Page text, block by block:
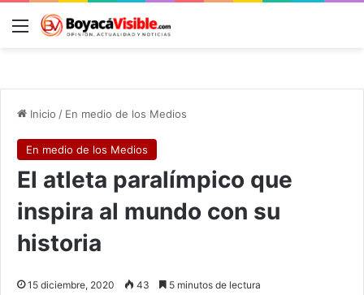
Menú
Inicio / En medio de los Medios
En medio de los Medios
El atleta paralímpico que
inspira al mundo con su
historia
15 diciembre, 2020 43 5 minutos de lectura